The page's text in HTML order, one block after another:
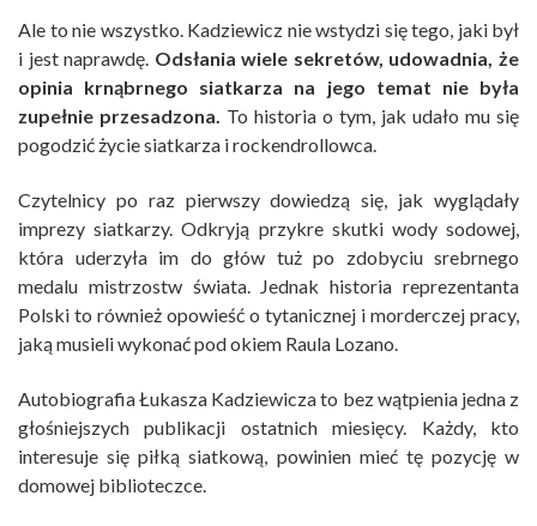
Ale to nie wszystko. Kadziewicz nie wstydzi się tego, jaki był
i jest naprawdę. Odsłania wiele sekretów, udowadnia, że
opinia krnąbrnego siatkarza na jego temat nie była
zupełnie przesadzona. To historia o tym, jak udało mu się
pogodzić życie siatkarza i rockendrollowca.
Czytelnicy po raz pierwszy dowiedzą się, jak wyglądały
imprezy siatkarzy. Odkryją przykre skutki wody sodowej,
która uderzyła im do głów tuż po zdobyciu srebrnego
medalu mistrzostw świata. Jednak historia reprezentanta
Polski to również opowieść o tytanicznej i morderczej pracy,
jaką musieli wykonać pod okiem Raula Lozano.
Autobiografia Łukasza Kadziewicza to bez wątpienia jedna z
głośniejszych publikacji ostatnich miesięcy. Każdy, kto
interesuje się piłką siatkową, powinien mieć tę pozycję w
domowej biblioteczce.